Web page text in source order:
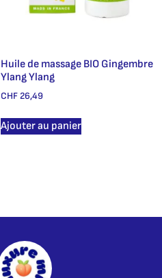
Huile de massage BIO Gingembre
Ylang Ylang
CHF 26,49
Ajouter au panier